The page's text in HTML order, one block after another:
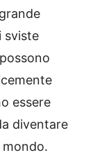
sviste
essere
diventare